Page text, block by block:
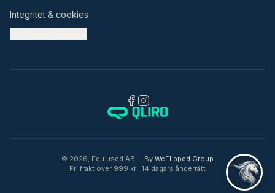
Integritet & cookies
© 2026, Equ used AB · By WeFlipped Group
Fri frakt över 999 kr · 14 dagars ångerrätt